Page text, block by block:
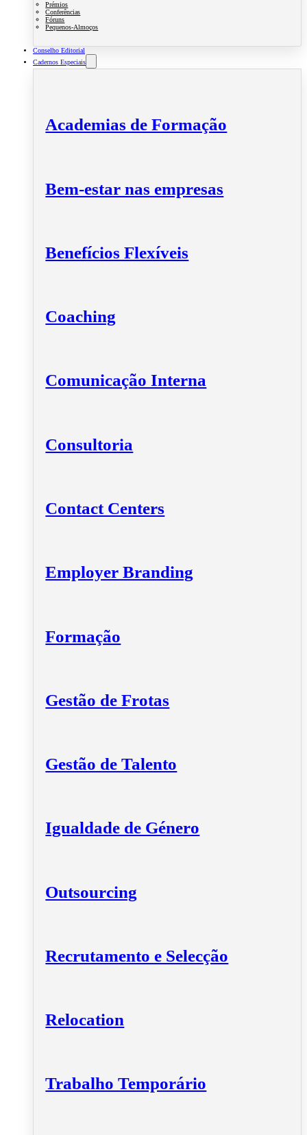
Prémios
Conferências
Fóruns
Pequenos-Almoços
Conselho Editorial
Cadernos Especiais
Academias de Formação
Bem-estar nas empresas
Benefícios Flexíveis
Coaching
Comunicação Interna
Consultoria
Contact Centers
Employer Branding
Formação
Gestão de Frotas
Gestão de Talento
Igualdade de Género
Outsourcing
Recrutamento e Selecção
Relocation
Trabalho Temporário